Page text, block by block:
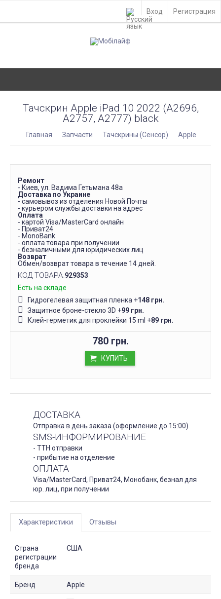
Вход Регистрация
Тачскрин Apple iPad 10 2022 (A2696,
A2757, A2777) black
Главная Запчасти Тачскрины (Сенсор) Apple
Ремонт
- Киев, ул. Вадима Гетьмана 48а
Доставка по Украине
- самовывоз из отделения Новой Почты
- курьером службы доставки на адрес
Оплата
- картой Visa/MasterCard онлайн
- Приват24
- MonoBank
- оплата товара при получении
- безналичными для юридических лиц
Возврат
Обмен/возврат товара в течение 14 дней.
КОД ТОВАРА:929353
Есть на складе
Гидрогелевая защитная пленка +148 грн.
Защитное броне-стекло 3D +99 грн.
Клей-герметик для проклейки 15 ml +89 грн.
780 грн.
КУПИТЬ
ДОСТАВКА
Отправка в день заказа (оформление до 15:00)
SMS-ИНФОРМИРОВАНИЕ
- ТТН отправки
- прибытие на отделение
ОПЛАТА
Visa/MasterCard, Приват24, Монобанк, безнал для
юр. лиц, при получении
Характеристики Отзывы
Страна
регистрации
бренда
США
Бренд Apple